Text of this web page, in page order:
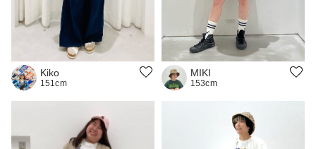
Kiko
151cm
MIKI
153cm